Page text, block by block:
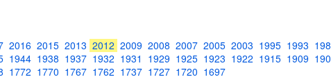
2016 2015 2013 2012 2009 2008 2007 2005 2003 1995 1993
1944 1938 1937 1932 1931 1929 1925 1923 1922 1915 1909
1772 1770 1767 1762 1737 1727 1720 1697